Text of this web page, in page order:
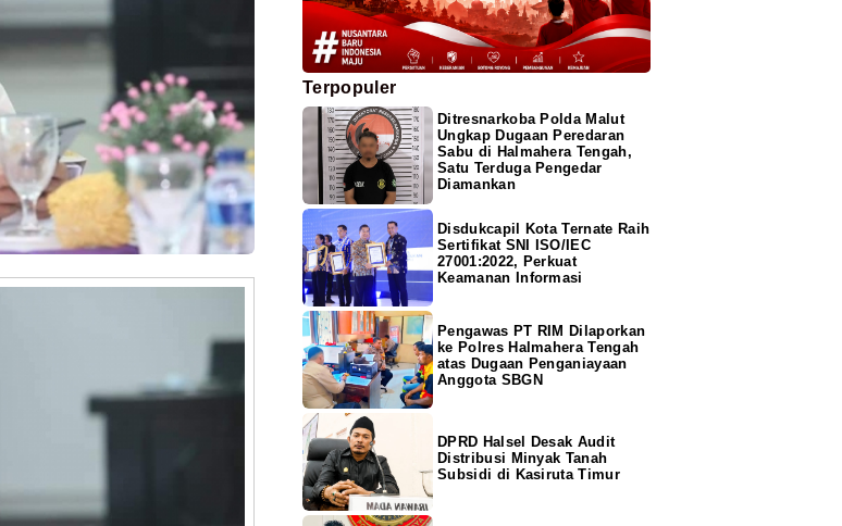
Terpopuler
Ditresnarkoba Polda Malut
Ungkap Dugaan Peredaran
Sabu di Halmahera Tengah,
Satu Terduga Pengedar
Diamankan
Disdukcapil Kota Ternate Raih
Sertifikat SNI ISO/IEC
27001:2022, Perkuat
Keamanan Informasi
Pengawas PT RIM Dilaporkan
ke Polres Halmahera Tengah
atas Dugaan Penganiayaan
Anggota SBGN
DPRD Halsel Desak Audit
Distribusi Minyak Tanah
Subsidi di Kasiruta Timur